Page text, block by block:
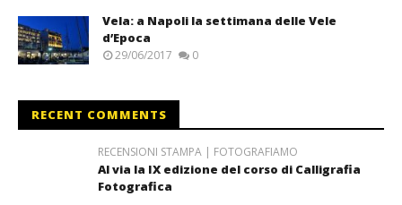
Vela: a Napoli la settimana delle Vele
d’Epoca
29/06/2017 0
RECENT COMMENTS
RECENSIONI STAMPA | FOTOGRAFIAMO
Al via la IX edizione del corso di Calligrafia
Fotografica